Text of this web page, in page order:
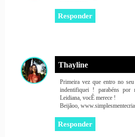
Responder
Thayline
Primeira vez que entro no
indentifiquei ! parabéns por
Leidiana, vocÊ merece !
Beijãoo,
Responder